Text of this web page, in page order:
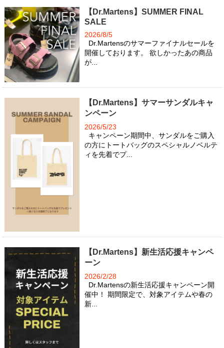
【Dr.Martens】SUMMER FINAL
SALE
2026/8/5
Dr.Martensのサマーファイナルセールを
開催しております。 欲しかったあの商品
が...
【Dr.Martens】サマーサンダルキャ
ンペーン
2026/5/23
キャンペーン期間中、サンダルをご購入
の方にトートバッグのスペシャルノベルテ
ィを先着でプ...
【Dr.Martens】新生活応援キャンペ
ーン
2026/2/28
Dr.Martensの新生活応援キャンペーン開
催中！ 期間限定で、対象アイテムや春の
新...